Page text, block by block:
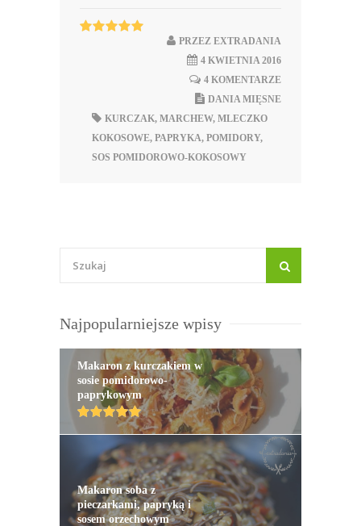
PRZEZ EXTRADANIA
4 KWIETNIA 2016
4 KOMENTARZE
DANIA MIĘSNE
KURCZAK, MARCHEW, MLECZKO
KOKOSOWE, PAPRYKA, POMIDORY,
SOS POMIDOROWO-KOKOSOWY
Najpopularniejsze wpisy
Makaron z kurczakiem w
sosie pomidorowo-
paprykowym
Makaron soba z
pieczarkami, papryką i
sosem orzechowym